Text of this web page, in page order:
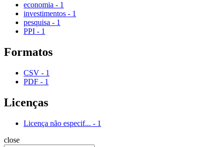
economia - 1
investimentos - 1
pesquisa - 1
PPI - 1
Formatos
CSV - 1
PDF - 1
Licenças
Licença não especif... - 1
close